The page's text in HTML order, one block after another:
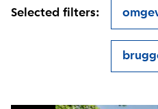
Selected filters: